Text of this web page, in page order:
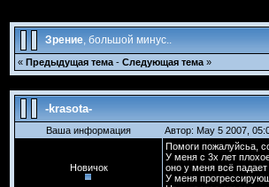
Зрение, большой минус..
« Предыдущая тема - Следующая тема »
-krasota-
Ваша информация Автор: May 5 2007,
Новичок
Помоги пожалуйсьа,
У меня с 3х лет плохое
оно у меня всё падает
У меня